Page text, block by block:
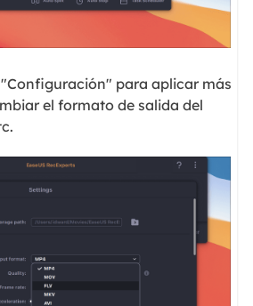
para aplicar más
el formato de salida del